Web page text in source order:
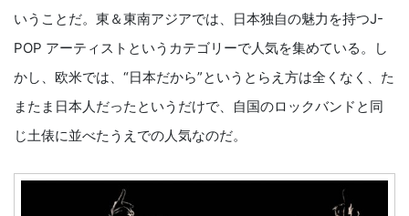
いうことだ。東＆東南アジアでは、日本独自の魅力を持つJ-
POP アーティストというカテゴリーで人気を集めている。し
かし、欧米では、“日本だから”というとらえ方は全くなく、た
またま日本人だったというだけで、自国のロックバンドと同
じ土俵に並べたうえでの人気なのだ。